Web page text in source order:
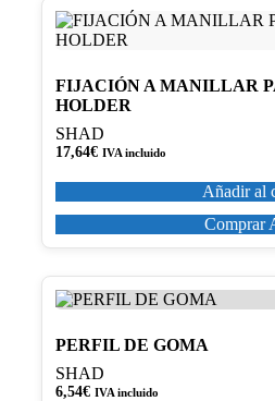
FIJACIÓN A MANILLAR
HOLDER
SHAD
17,64€ IVA incluido
Añadir al
Comprar
PERFIL DE GOMA
SHAD
6,54€ IVA incluido